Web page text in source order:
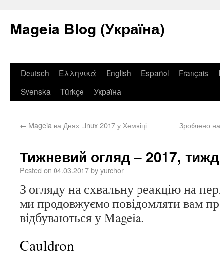
Mageia Blog (Україна)
Deutsch Ελληνικά English Español Français
Svenska
Türkçe Україна
← Mageia на Днях Linux 2017 у Хемніці Зроблено
Тижневий огляд – 2017,
Posted on 04.03.2017byyurchor
З огляду на схвальну реакцію на
ми продовжуємо повідомляти вам
відбуваються у Mageia.
Cauldron